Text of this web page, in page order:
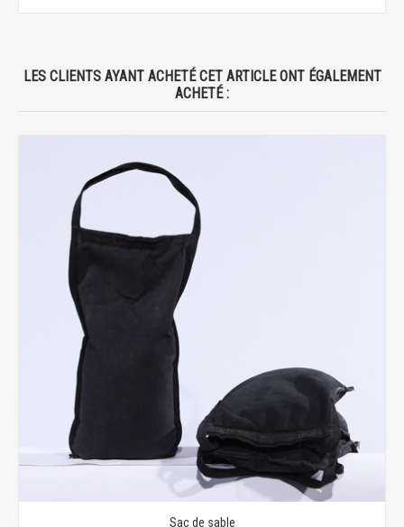
LES CLIENTS AYANT ACHETÉ CET ARTICLE ONT ÉGALEMENT
ACHETÉ :
Sac de sable